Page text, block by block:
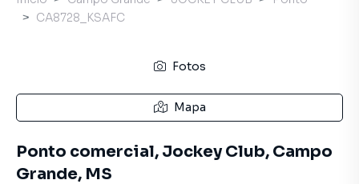
CA8728_KSAFC
Fotos
Mapa
Ponto comercial, Jockey Club, Campo
Grande, MS